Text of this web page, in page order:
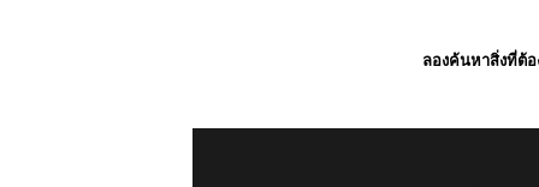
ลองค้นหาสิ่งที่ต้อ